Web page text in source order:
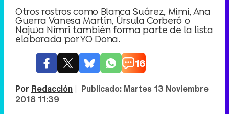
Otros rostros como Blanca Suárez, Mimi, Ana
Guerra Vanesa Martín, Úrsula Corberó o
Najwa Nimri también forma parte de la lista
elaborada por YO Dona.
16
Por Redacción | Publicado: Martes 13 Noviembre
2018 11:39